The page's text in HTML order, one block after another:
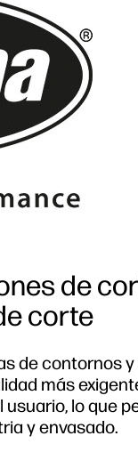
de
corte
de contornos
más
lo que
y envasado.